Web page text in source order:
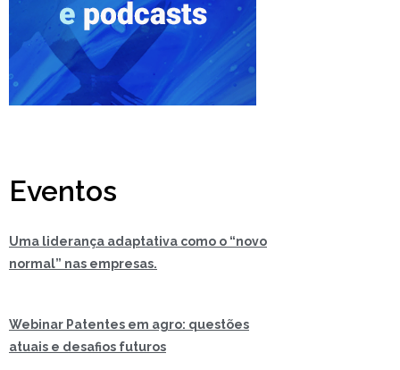
Eventos
Uma liderança adaptativa como o “novo
normal” nas empresas.
Webinar Patentes em agro: questões
atuais e desafios futuros